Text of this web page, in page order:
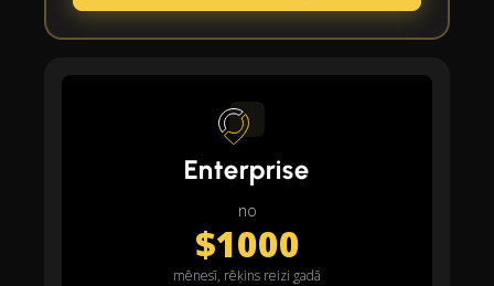
Enterprise
no
$1000
mēnesī, rēķins reizi gadā